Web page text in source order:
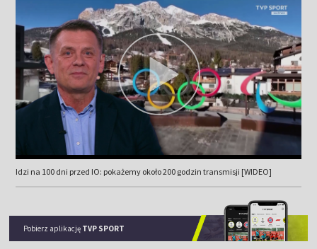
Idzi na 100 dni przed IO: pokażemy około 200 godzin transmisji [WIDEO]
Pobierz aplikację TVP SPORT